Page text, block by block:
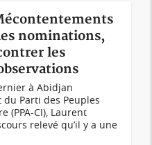
nominations,
les
à Abidjan
du Parti des Peuples
(PPA-CI), Laurent
relevé qu’il y a une